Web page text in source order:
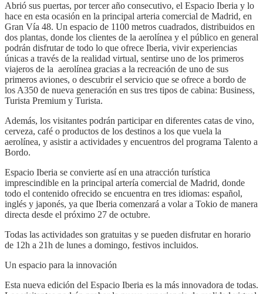
Abrió sus puertas, por tercer año consecutivo, el Espacio Iberia y lo
hace en esta ocasión en la principal arteria comercial de Madrid, en
Gran Vía 48. Un espacio de 1100 metros cuadrados, distribuidos en
dos plantas, donde los clientes de la aerolínea y el público en general
podrán disfrutar de todo lo que ofrece Iberia, vivir experiencias
únicas a través de la realidad virtual, sentirse uno de los primeros
viajeros de la aerolínea gracias a la recreación de uno de sus
primeros aviones, o descubrir el servicio que se ofrece a bordo de
los A350 de nueva generación en sus tres tipos de cabina: Business,
Turista Premium y Turista.
Además, los visitantes podrán participar en diferentes catas de vino,
cerveza, café o productos de los destinos a los que vuela la
aerolínea, y asistir a actividades y encuentros del programa Talento a
Bordo.
Espacio Iberia se convierte así en una atracción turística
imprescindible en la principal artería comercial de Madrid, donde
todo el contenido ofrecido se encuentra en tres idiomas: español,
inglés y japonés, ya que Iberia comenzará a volar a Tokio de manera
directa desde el próximo 27 de octubre.
Todas las actividades son gratuitas y se pueden disfrutar en horario
de 12h a 21h de lunes a domingo, festivos incluidos.
Un espacio para la innovación
Esta nueva edición del Espacio Iberia es la más innovadora de todas.